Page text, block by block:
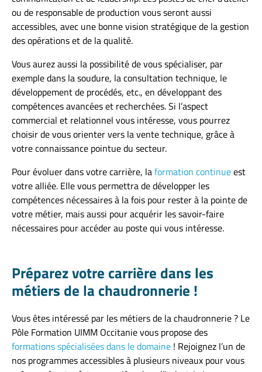
ou de responsable de production vous seront aussi
accessibles, avec une bonne vision stratégique de la gestion
des opérations et de la qualité.
Vous aurez aussi la possibilité de vous spécialiser, par
exemple dans la soudure, la consultation technique, le
développement de procédés, etc., en développant des
compétences avancées et recherchées. Si l’aspect
commercial et relationnel vous intéresse, vous pourrez
choisir de vous orienter vers la vente technique, grâce à
votre connaissance pointue du secteur.
Pour évoluer dans votre carrière, laformation continueest
votre alliée. Elle vous permettra de développer les
compétences nécessaires à la fois pour rester à la pointe de
votre métier, mais aussi pour acquérir les savoir-faire
nécessaires pour accéder au poste qui vous intéresse.
Préparez votre carrière dans les
métiers de la chaudronnerie !
Vous êtes intéressé par les métiers de la chaudronnerie ? Le
Pôle Formation UIMM Occitanie vous propose des
formations spécialisées dans le domaine ! Rejoignez l’un de
nos programmes accessibles à plusieurs niveaux pour vous